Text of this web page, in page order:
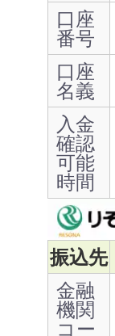
口座
番号
口座
名義
入金
確認
可能
時間
振込先
金融
機関
コー